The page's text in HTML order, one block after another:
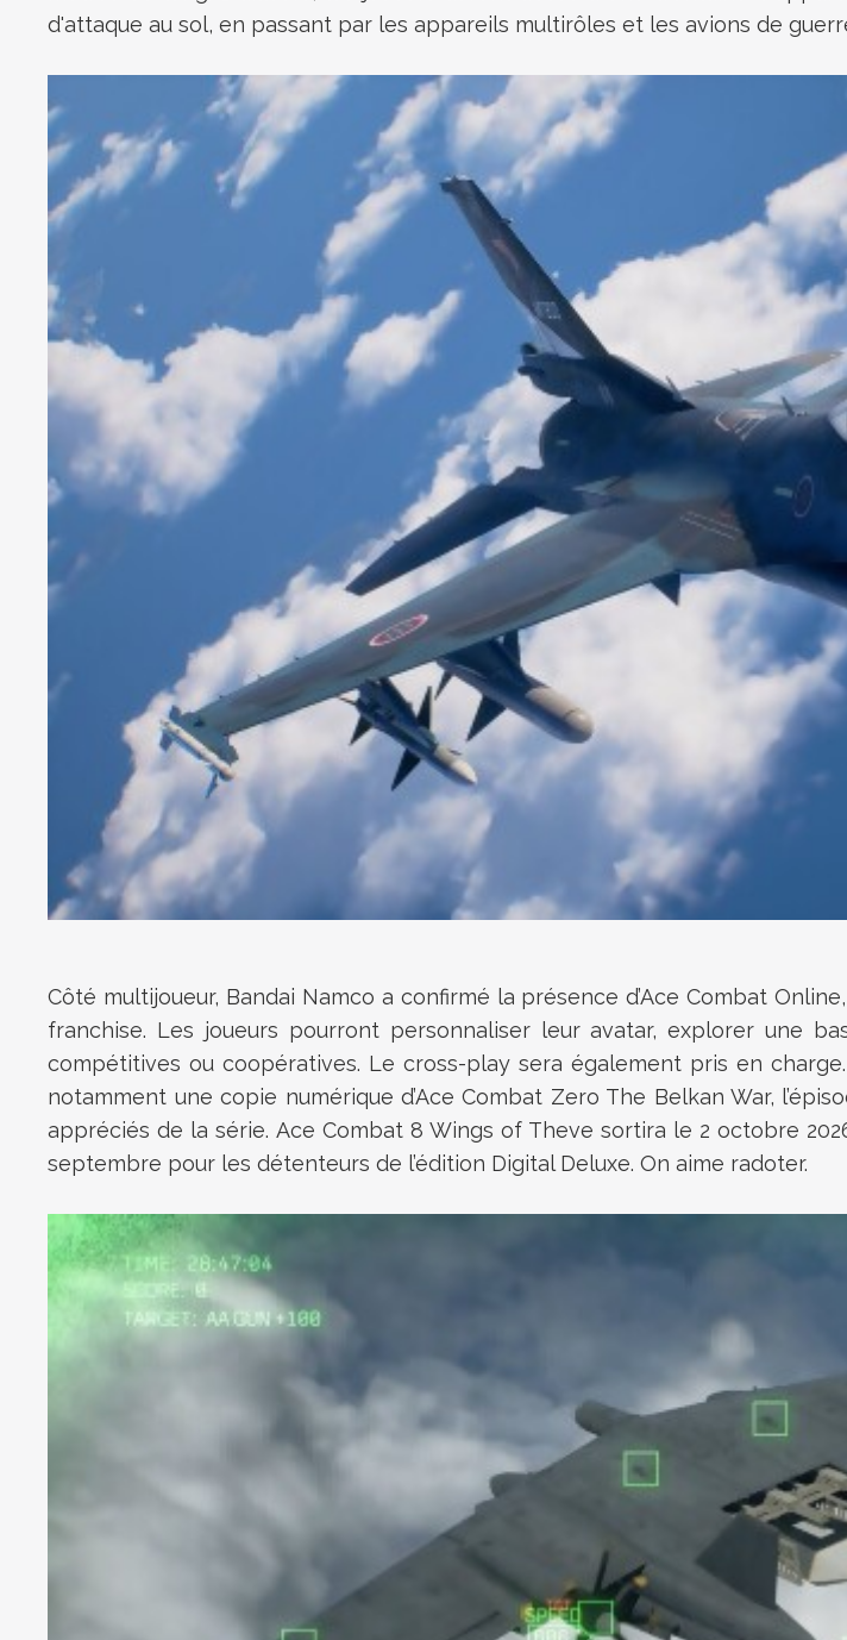
d'attaque au sol, en passant par les appareils multirôles et les avions de
Côté multijoueur, Bandai Namco a confirmé la présence d’Ace Combat
franchise. Les joueurs pourront personnaliser leur avatar, explorer une
compétitives ou coopératives. Le cross-play sera également pris en
notamment une copie numérique d’Ace Combat Zero The Belkan War,
appréciés de la série. Ace Combat 8 Wings of Theve sortira le 2 octobre
septembre pour les détenteurs de l’édition Digital Deluxe. On aime radoter.